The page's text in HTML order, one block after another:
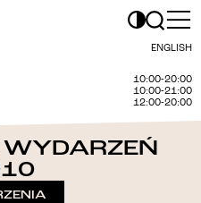
ENGLISH
10:00-20:00
10:00-21:00
12:00-20:00